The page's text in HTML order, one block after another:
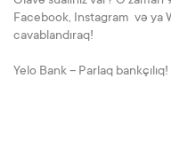
Facebook, Instagram və ya
cavablandıraq!
Yelo Bank – Parlaq bankçılıq!